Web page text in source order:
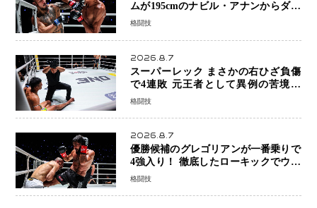
ムが195cmのナビル・アナンからダウ
ン奪取！猛反撃を耐え抜き判定勝利、
格闘技
2026.8.7
スーパーレック まさかの右ひざ負傷
で4連敗 元王者として異例の苦境…
「アクシデント」でも消えない危険信
格闘技
2026.8.7
優勝候補のグレゴリアンが一番乗りで
4強入り！ 徹底したローキックでウス
ビャンを攻略、判定勝利
格闘技